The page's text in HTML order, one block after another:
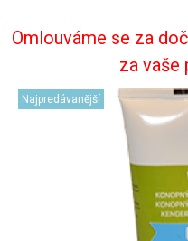
Omlouváme se za
za vaše
Najpredávanější